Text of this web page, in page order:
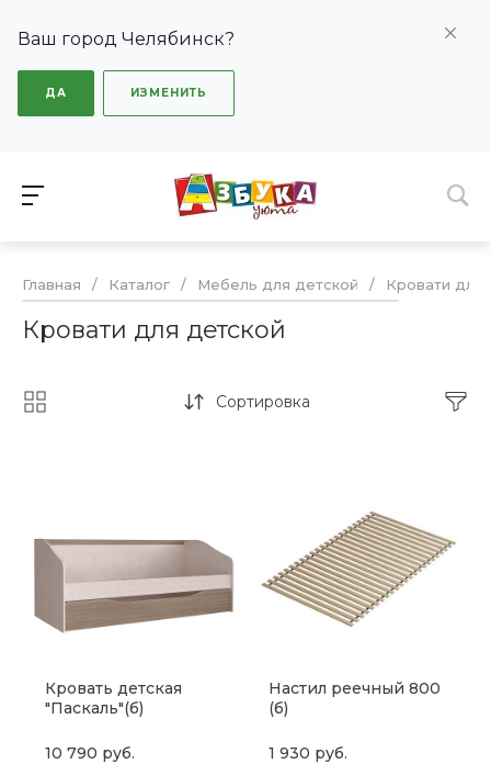
Ваш город Челябинск?
ДА ИЗМЕНИТЬ
Главная / Каталог / Мебель для детской / Кровати для
Кровати для детской
Сортировка
Кровать детская
"Паскаль"(б)
10 790 руб.
Настил реечный 800
(б)
1 930 руб.